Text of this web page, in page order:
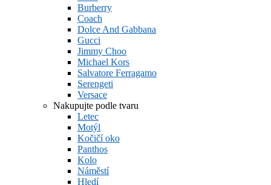
Burberry
Coach
Dolce And Gabbana
Gucci
Jimmy Choo
Michael Kors
Salvatore Ferragamo
Serengeti
Versace
Nakupujte podle tvaru
Letec
Motýl
Kočičí oko
Panthos
Kolo
Náměstí
Hledí